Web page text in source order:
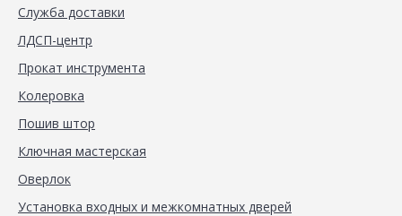
Служба доставки
ЛДСП-центр
Прокат инструмента
Колеровка
Пошив штор
Ключная мастерская
Оверлок
Установка входных и межкомнатных дверей